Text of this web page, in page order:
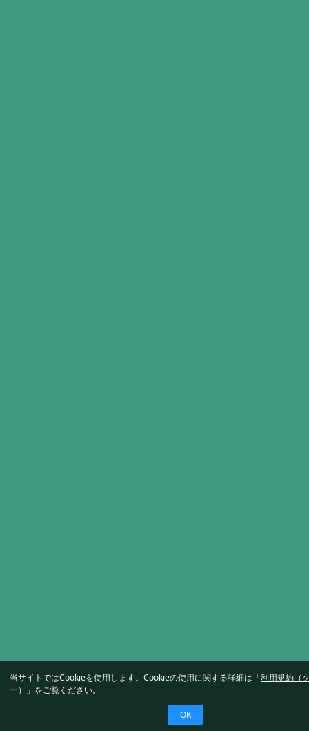
当サイトではCookieを使用します。Cookieの使用に関する詳細は「利用規約（
ー）
」をご覧ください。
OK